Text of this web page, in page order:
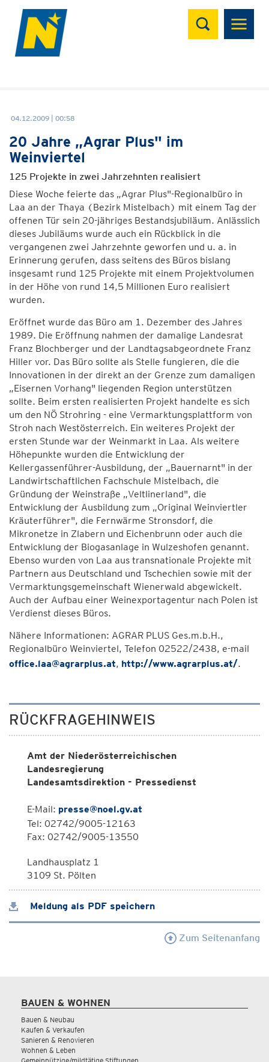
Suchen
04.12.2009 | 00:58
20 Jahre „Agrar Plus" im
Weinviertel
125 Projekte in zwei Jahrzehnten realisiert
Diese Woche feierte das „Agrar Plus"-Regionalbüro in
Laa an der Thaya (Bezirk Mistelbach) mit einem Tag der
offenen Tür sein 20-jähriges Bestandsjubiläum. Anlässlich
dieses Jubiläums wurde auch ein Rückblick in die
vergangenen zwei Jahrzehnte geworfen und u. a. in
Erinnerung gerufen, dass seitens des Büros bislang
insgesamt rund 125 Projekte mit einem Projektvolumen
in der Höhe von rund 14,5 Millionen Euro realisiert
wurden.
Eröffnet wurde das Büro am 1. Dezember des Jahres
1989. Die Eröffnung nahmen der damalige Landesrat
Franz Blochberger und der Landtagsabgeordnete Franz
Hiller vor. Das Büro sollte als Stelle fungieren, die die
Innovationen in der direkt an der Grenze zum damaligen
„Eisernen Vorhang" liegenden Region unterstützen
sollte. Beim ersten realisierten Projekt handelte es sich
um den NÖ Strohring - eine Vermarktungsplattform von
Stroh nach Westösterreich. Ein weiteres Projekt der
ersten Stunde war der Weinmarkt in Laa. Als weitere
Höhepunkte wurden die Entwicklung der
Kellergassenführer-Ausbildung, der „Bauernarnt" in der
Landwirtschaftlichen Fachschule Mistelbach, die
Gründung der Weinstraße „Veltlinerland", die
Entwicklung der Ausbildung zum „Original Weinviertler
Kräuterführer", die Fernwärme Stronsdorf, die
Mikronetze in Zlabern und Eichenbrunn oder auch die
Entwicklung der Biogasanlage in Wulzeshofen genannt.
Ebenso wurden von Laa aus transnationale Projekte mit
Partnern aus Deutschland und Tschechien sowie mit der
Vermarktungsgemeinschaft Wienerwald abgewickelt.
Auch der Aufbau einer Weinexportagentur nach Polen ist
Verdienst dieses Büros.
Nähere Informationen: AGRAR PLUS Ges.m.b.H.,
Regionalbüro Weinviertel, Telefon 02522/2438, e-mail
office.laa@agrarplus.at, http://www.agrarplus.at/.
RÜCKFRAGEHINWEIS
Amt der Niederösterreichischen
Landesregierung
Landesamtsdirektion - Pressedienst
E-Mail: presse@noel.gv.at
Tel: 02742/9005-12163
Fax: 02742/9005-13550
Landhausplatz 1
3109 St. Pölten
Meldung als PDF speichern
Zum Seitenanfang
BAUEN & WOHNEN
Bauen & Neubau
Kaufen & Verkaufen
Sanieren & Renovieren
Wohnen & Leben